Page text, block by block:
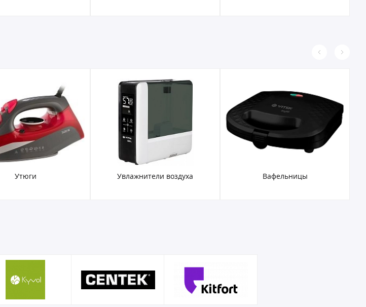
Утюги Увлажнители воздуха Вафельницы